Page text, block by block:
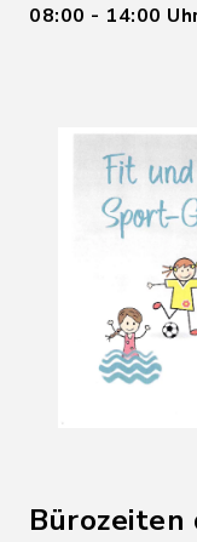
08:00 - 14:00
Bürozeiten